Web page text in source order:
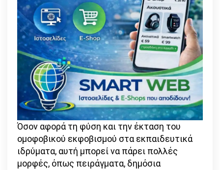
Όσον αφορά τη φύση και την έκταση του
ομοφοβικού εκφοβισμού στα εκπαιδευτικά
ιδρύματα, αυτή μπορεί να πάρει πολλές
μορφές, όπως πειράγματα, δημόσια